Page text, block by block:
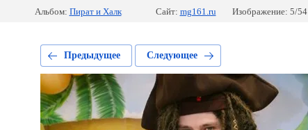
Альбом: Пират и Халк Сайт: mg161.ru Изображение: 5/54
Предыдущее Следующее